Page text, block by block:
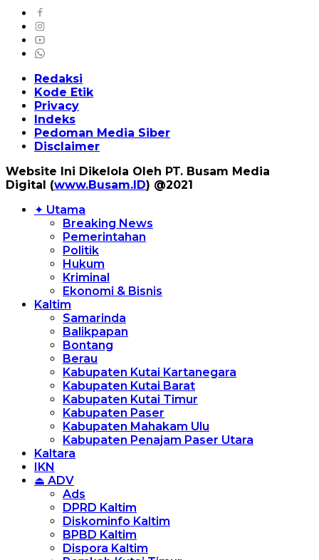
Redaksi
Kode Etik
Privacy
Indeks
Pedoman Media Siber
Disclaimer
Website Ini Dikelola Oleh PT. Busam Media
Digital (www.Busam.ID) @2021
✦ Utama
Breaking News
Pemerintahan
Politik
Hukum
Kriminal
Ekonomi & Bisnis
Kaltim
Samarinda
Balikpapan
Bontang
Berau
Kabupaten Kutai Kartanegara
Kabupaten Kutai Barat
Kabupaten Kutai Timur
Kabupaten Paser
Kabupaten Mahakam Ulu
Kabupaten Penajam Paser Utara
Kaltara
IKN
⏏ ADV
Ads
DPRD Kaltim
Diskominfo Kaltim
BPBD Kaltim
Dispora Kaltim